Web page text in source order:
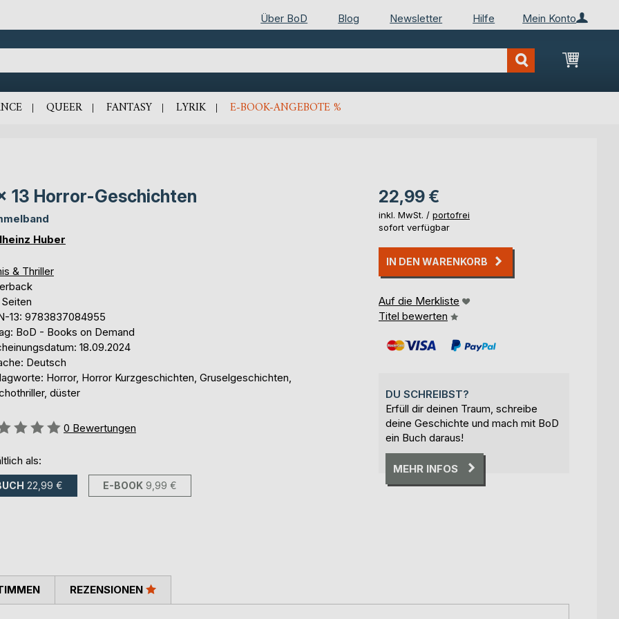
Mein Konto
Über BoD Blog Newsletter Hilfe
Mein
QUEER FANTASY LYRIK E-BOOK-ANGEBOTE %
13 Horror-Geschichten
Huber
& Thriller
13: 9783837084955
BoD - Books on Demand
18.09.2024
Deutsch
Horror, Horror Kurzgeschichten, Gruselgeschichten,
düster
0 Bewertungen
als:
22,99 € E-BOOK 9,99 €
22,99 €
inkl. MwSt. / portofrei
sofort verfügbar
IN DEN WARENKORB
Auf die Merkliste
Titel bewerten
DU SCHREIBST?
Erfüll dir deinen Traum, schreibe
deine Geschichte und mach mit BoD
ein Buch daraus!
MEHR INFOS
REZENSIONEN